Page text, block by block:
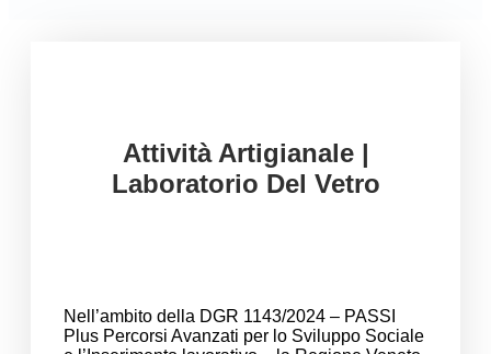
Attività Artigianale |
Laboratorio Del Vetro
Nell’ambito della DGR 1143/2024 – PASSI
Plus Percorsi Avanzati per lo Sviluppo Sociale